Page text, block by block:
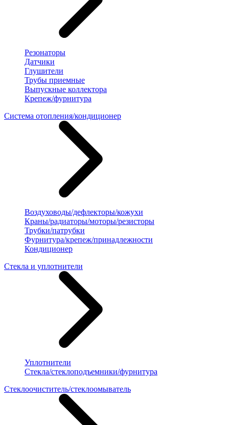
Резонаторы
Датчики
Глушители
Трубы приемные
Выпускные коллектора
Крепеж/фурнитура
Система отопления/кондиционер
Воздуховоды/дефлекторы/кожухи
Краны/радиаторы/моторы/резисторы
Трубки/патрубки
Фурнитура/крепеж/принадлежности
Кондиционер
Стекла и уплотнители
Уплотнители
Стекла/стеклоподъемники/фурнитура
Стеклоочиститель/стеклоомыватель